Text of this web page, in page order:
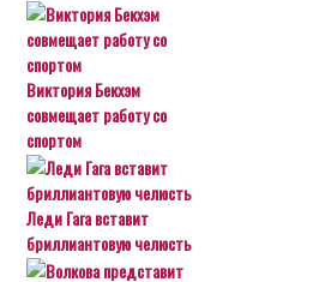
Виктория Бекхэм
совмещает работу со
спортом
Леди Гага вставит
бриллиантовую челюсть